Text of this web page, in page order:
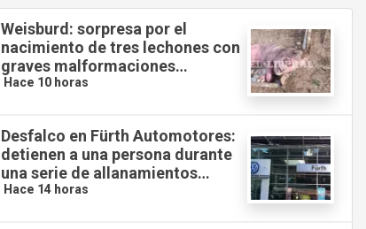
Weisburd: sorpresa por el
nacimiento de tres lechones con
graves malformaciones
congénitas.
Hace 10 horas
Desfalco en Fürth Automotores:
detienen a una persona durante
una serie de allanamientos
simultáneos.
Hace 14 horas